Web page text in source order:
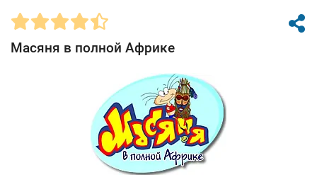
Масяня в полной Африке